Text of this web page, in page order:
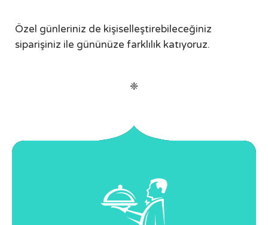
Özel günleriniz de kişiselleştirebileceğiniz
siparişiniz ile gününüze farklılık katıyoruz.
❈
